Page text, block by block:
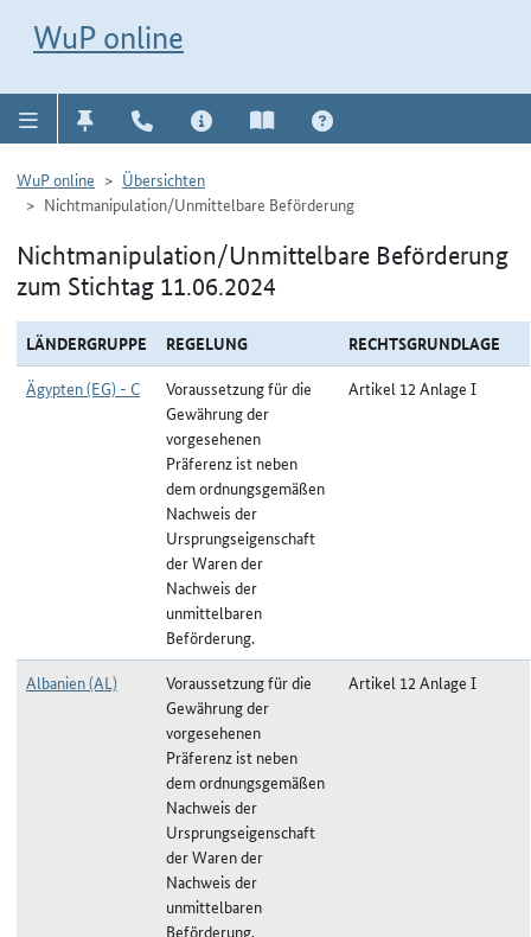
WuP online
WuP online
Übersichten
Nichtmanipulation/Unmittelbare Beförderung
Nichtmanipulation/Unmittelbare Beförderung
zum Stichtag 11.06.2024
LÄNDERGRUPPE REGELUNG
RECHTSGRUNDLAGE
Ägypten (EG) - C
Voraussetzung für die
Gewährung der
vorgesehenen
Präferenz ist neben
dem ordnungsgemäßen
Nachweis der
Ursprungseigenschaft
der Waren der
Nachweis der
unmittelbaren
Beförderung.
Artikel 12 Anlage I
Albanien (AL)
Voraussetzung für die
Gewährung der
vorgesehenen
Präferenz ist neben
dem ordnungsgemäßen
Nachweis der
Ursprungseigenschaft
der Waren der
Nachweis der
unmittelbaren
Beförderung.
Artikel 12 Anlage I